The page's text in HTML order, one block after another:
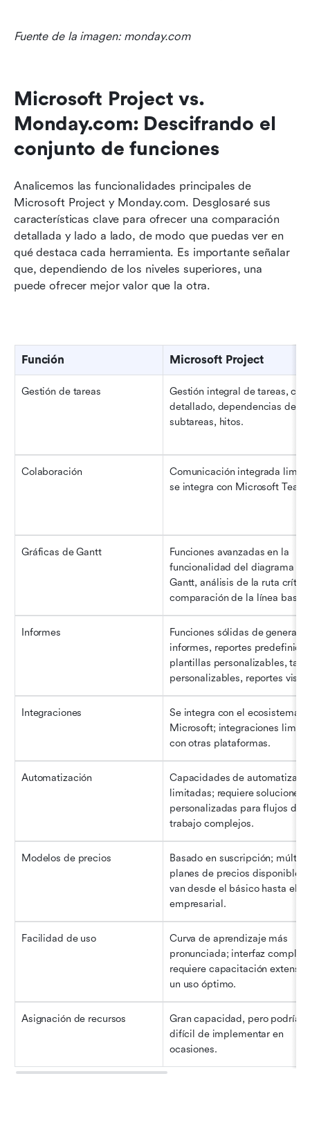
Fuente de la imagen: monday.com
Microsoft Project vs.
Monday.com: Descifrando el
conjunto de funciones
Analicemos las funcionalidades principales de
Microsoft Project y Monday.com. Desglosaré sus
características clave para ofrecer una comparación
detallada y lado a lado, de modo que puedas ver en
qué destaca cada herramienta. Es importante señalar
que, dependiendo de los niveles superiores, una
puede ofrecer mejor valor que la otra.
Función Microsoft Project
Gestión de tareas
Gestión integral de tareas,
detallado, dependencias de
subtareas, hitos.
Colaboración
Comunicación integrada
se integra con Microsoft
Gráficas de Gantt
Funciones avanzadas en la
funcionalidad del diagrama de
Gantt, análisis de la ruta
comparación de la línea base.
Informes
Funciones sólidas de
informes, reportes
plantillas personalizables,
personalizables, reportes
Integraciones
Se integra con el ecosistema
Microsoft; integraciones
con otras plataformas.
Automatización
Capacidades de
limitadas; requiere soluciones
personalizadas para flujos de
trabajo complejos.
Modelos de precios
Basado en suscripción;
planes de precios disponibles,
van desde el básico hasta el
empresarial.
Facilidad de uso
Curva de aprendizaje más
pronunciada; interfaz
requiere capacitación extensa
un uso óptimo.
Asignación de recursos
Gran capacidad, pero podría
difícil de implementar en
ocasiones.